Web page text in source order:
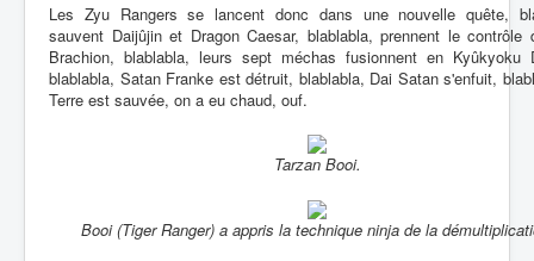
Les Zyu Rangers se lancent donc dans une nouvelle quête,
sauvent Daijûjin et Dragon Caesar, blablabla, prennent le contrôle
Brachion, blablabla, leurs sept méchas fusionnent en Kyûkyoku
blablabla, Satan Franke est détruit, blablabla, Dai Satan s'enfuit,
Terre est sauvée, on a eu chaud, ouf.
Tarzan Booi.
Booi (Tiger Ranger) a appris la technique ninja de la